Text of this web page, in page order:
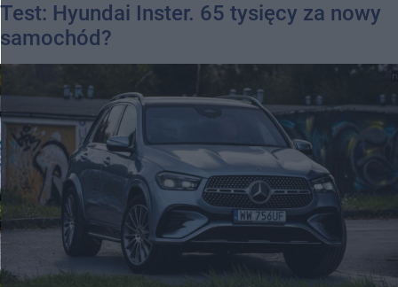
Test: Hyundai Inster. 65 tysięcy za nowy
samochód?